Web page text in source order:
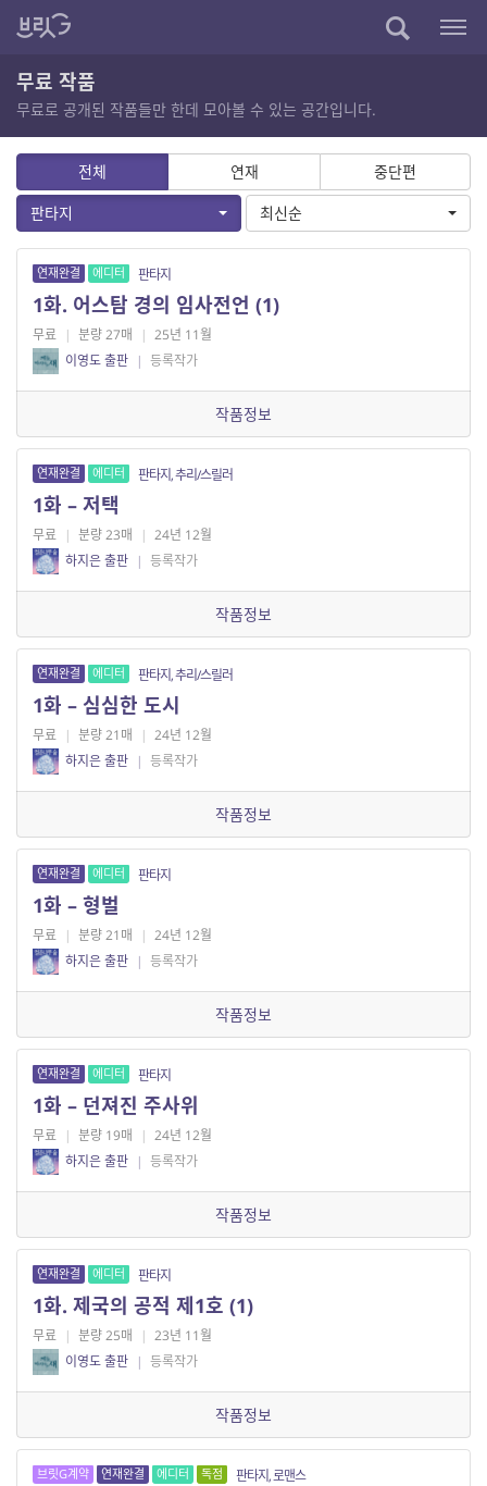
무료 작품
무료로 공개된 작품들만 한데 모아볼 수 있는 공간입니다.
전체 연재
중단편
판타지
최신순
연재완결 에디터 판타지
1화. 어스탐 경의 임사전언 (1)
무료 | 분량 27매 | 25년 11월
이영도 출판 | 등록작가
작품정보
연재완결 에디터 판타지, 추리/스릴러
1화 – 저택
무료 | 분량 23매 | 24년 12월
하지은 출판 | 등록작가
작품정보
연재완결 에디터 판타지, 추리/스릴러
1화 – 심심한 도시
무료 | 분량 21매 | 24년 12월
하지은 출판 | 등록작가
작품정보
연재완결 에디터 판타지
1화 – 형벌
무료 | 분량 21매 | 24년 12월
하지은 출판 | 등록작가
작품정보
연재완결 에디터 판타지
1화 – 던져진 주사위
무료 | 분량 19매 | 24년 12월
하지은 출판 | 등록작가
작품정보
연재완결 에디터 판타지
1화. 제국의 공적 제1호 (1)
무료 | 분량 25매 | 23년 11월
이영도 출판 | 등록작가
작품정보
브릿G계약 연재완결 에디터 독점 판타지, 로맨스